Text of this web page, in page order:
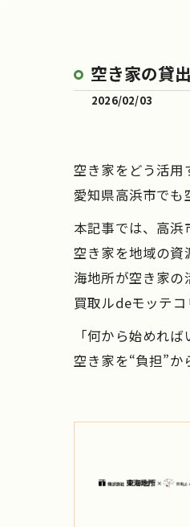
空き家の貸
2026/02/03
空き家をどう活用
愛知県高浜市でも
本記事では、高浜
空き家を地域の資
海地所が空き家の
買取ルdeモッテ
「何から始めれ
空き家を“負担”か